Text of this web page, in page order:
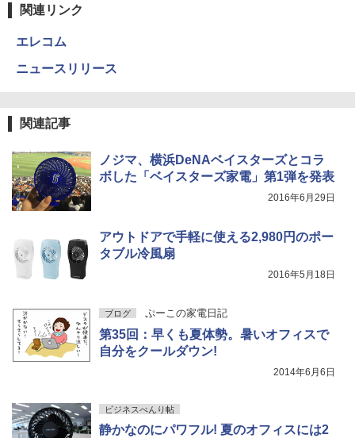
関連リンク
エレコム
ニュースリリース
関連記事
ノジマ、横浜DeNAベイスターズとコラ
ボした「ベイスターズ家電」第1弾を発表
2016年6月29日
アウトドアで手軽に使える2,980円のポー
タブル冷風扇
2016年5月18日
ブログ ぷーこの家電日記
第35回：早くも夏体勢。暑いオフィスで
自分をクールダウン!
2014年6月6日
ビジネスべんり帖
静かなのにパワフル! 夏のオフィスには2